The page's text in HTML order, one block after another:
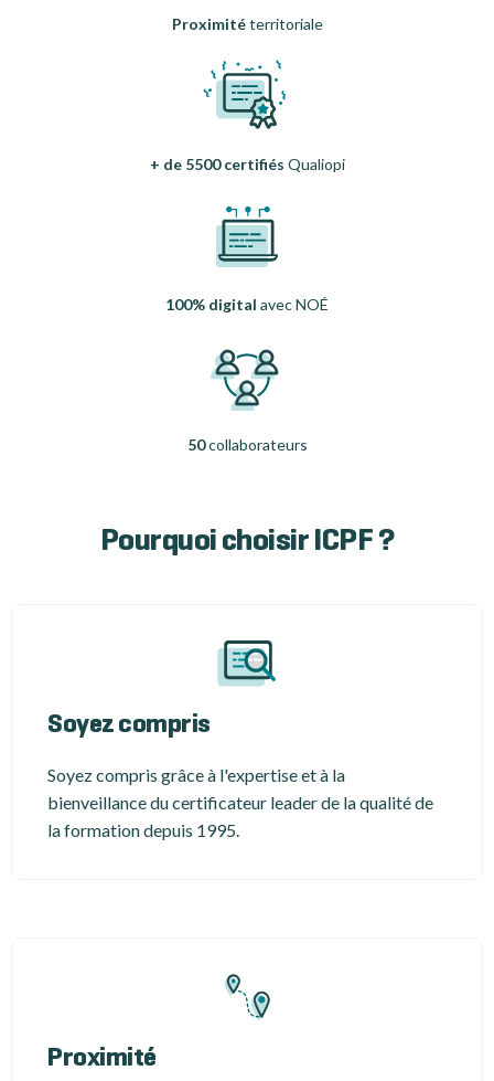
+ de 5500 certifiés Qualiopi
100% digital avec NOÉ
50collaborateurs
Proximitéterritoriale
Pourquoi choisir ICPF ?
Soyez compris
Soyez compris grâce à l'expertise et à la
bienveillance du certificateur leader de la qualité de
la formation depuis 1995.
Proximité